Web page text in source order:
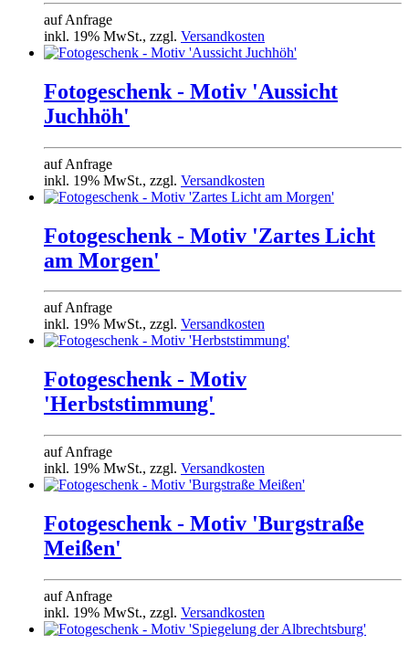
auf Anfrage
inkl. 19% MwSt., zzgl. Versandkosten
Fotogeschenk - Motiv 'Aussicht
Juchhöh'
auf Anfrage
inkl. 19% MwSt., zzgl. Versandkosten
Fotogeschenk - Motiv 'Zartes Licht
am Morgen'
auf Anfrage
inkl. 19% MwSt., zzgl. Versandkosten
Fotogeschenk - Motiv
'Herbststimmung'
auf Anfrage
inkl. 19% MwSt., zzgl. Versandkosten
Fotogeschenk - Motiv 'Burgstraße
Meißen'
auf Anfrage
inkl. 19% MwSt., zzgl. Versandkosten